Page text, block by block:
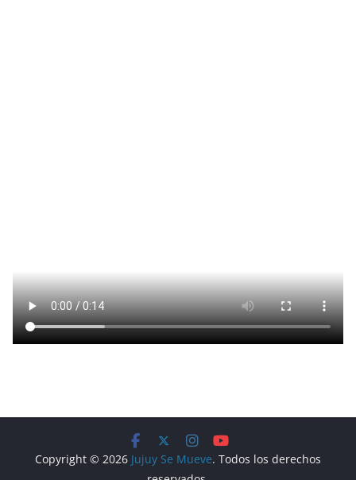
Copyright © 2026 Jujuy Se Mueve. Todos los derechos